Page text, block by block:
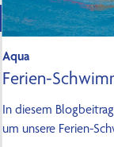
Aqua
Ferien-
In diesem
um unsere Ferien-